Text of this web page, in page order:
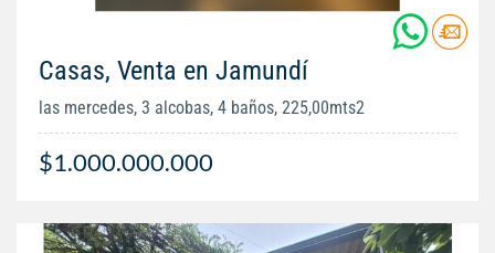
Casas, Venta en Jamundí
las mercedes, 3 alcobas, 4 baños, 225,00mts2
$1.000.000.000